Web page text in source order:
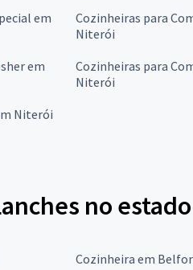
em
Cozinheiras para
Niterói
em
Cozinheiras para
Niterói
Niterói
no
Cozinheira em